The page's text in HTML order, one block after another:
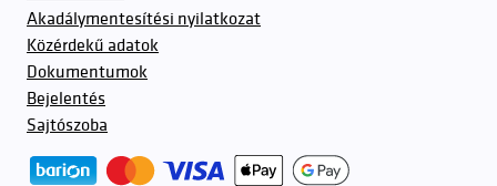
Akadálymentesítési nyilatkozat
Közérdekű adatok
Dokumentumok
Bejelentés
Sajtószoba